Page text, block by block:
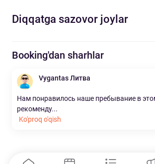
Diqqatga sazovor joylar
Booking'dan sharhlar
Vygantas Литва
Нам понравилось наше пребывание в
рекоменду...
Ko'proq o'qish